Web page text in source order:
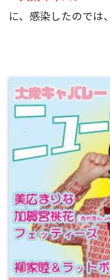
に、感染したのでは